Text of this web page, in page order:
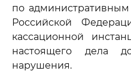
по
Российской
кассационной
настоящего дела
нарушения.